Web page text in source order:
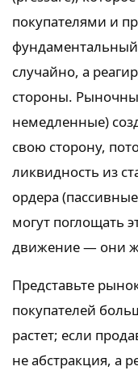
покупателями и
случайно, а
стороны.
немедленные)
свою сторону,
ликвидность из
ордера
могут поглощать
движение — они
Представьте
покупателей
растет; если
не абстракция, а